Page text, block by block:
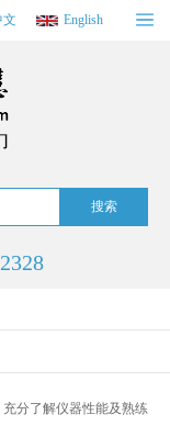
文 English
分了解仪器性能及熟练